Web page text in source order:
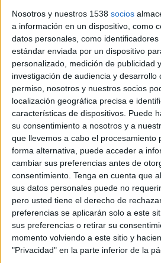
Nosotros y nuestros 1538 socios
a información en un dispositivo, como
datos personales, como
estándar enviada por un dispositivo
personalizado, medición de publicidad
investigación de audiencia y desarrollo
permiso, nosotros y nuestros socios
localización geográfica precisa e
características de dispositivos. Puede
su consentimiento a nosotros y a
que llevemos a cabo el procesamiento
forma alternativa, puede acceder a
cambiar sus preferencias antes de
consentimiento. Tenga en cuenta que
sus datos personales puede no
pero usted tiene el derecho de
preferencias se aplicarán solo a este
sus preferencias o retirar su
momento volviendo a este sitio y
"Privacidad" en la parte inferior de la
nadó amb cotxet
Els Mossos d’Esquadra han detingut
anys que es dedicava a vendre
nadó amb un cotxet. Els fets es van
passat ...
Troben un nadó mort
paperera a la Bisbal